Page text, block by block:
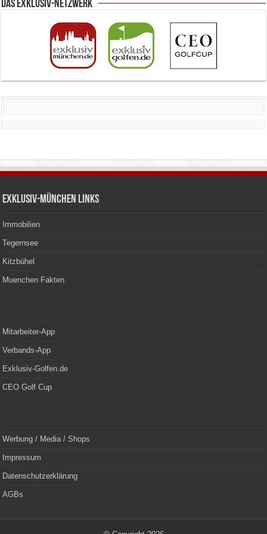
Das Exklusiv-Netzwerk
Exklusiv-München Links
Immobilien
Tegernsee
Kitzbühel
Muenchen Fakten
Mitarbeiter-App
Verbands-App
Exklusiv-Golfen.de
CEO Golf Cup
Werbung / Media / Shops
Impressum
Datenschutzerklärung
AGBs